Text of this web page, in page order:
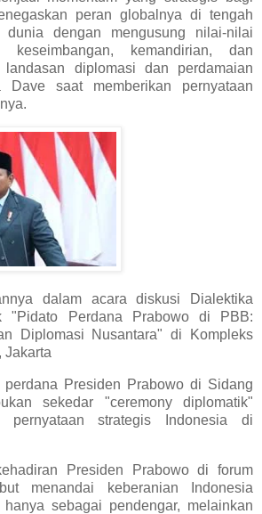
peran globalnya di tengah
dunia dengan mengusung nilai-nilai
keseimbangan, kemandirian, dan
diplomasi dan perdamaian
Dave saat memberikan pernyataan
dalam acara diskusi Dialektika
"Pidato Perdana Prabowo di PBB:
Diplomasi Nusantara" di Kompleks
Jakarta
perdana Presiden Prabowo di Sidang
sekedar "ceremony diplomatik"
pernyataan strategis Indonesia di
Presiden Prabowo di forum
menandai keberanian Indonesia
sebagai pendengar, melainkan